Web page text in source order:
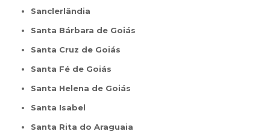
Sanclerlândia
Santa Bárbara de Goiás
Santa Cruz de Goiás
Santa Fé de Goiás
Santa Helena de Goiás
Santa Isabel
Santa Rita do Araguaia